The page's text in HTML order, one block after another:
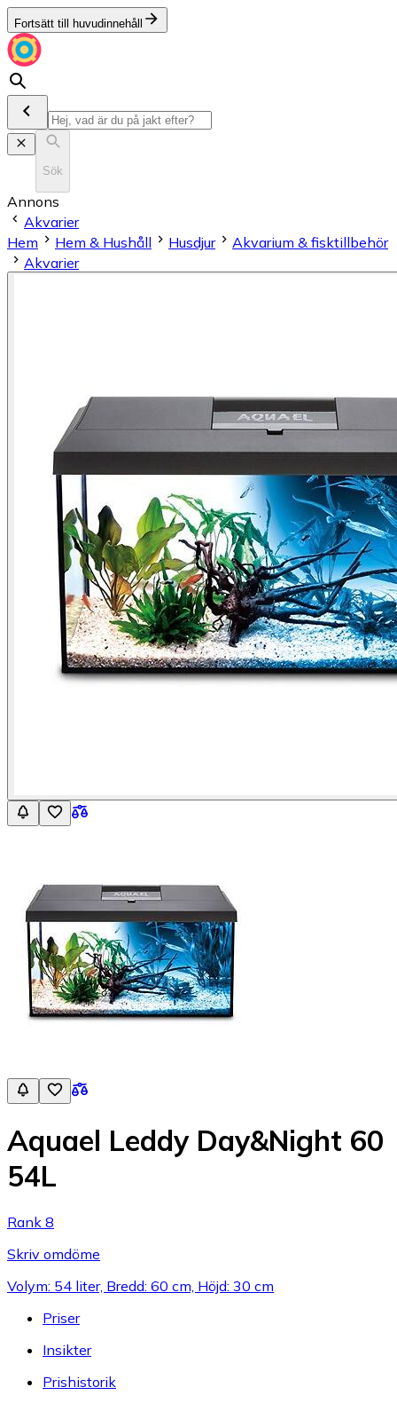
Fortsätt till huvudinnehåll
Sök
Annons
Akvarier
Hem
Hem & Hushåll Husdjur
Akvarium & fisktillbehör
Akvarier
Aquael Leddy Day&Night 60
54L
Rank 8
Skriv omdöme
Volym: 54 liter, Bredd: 60 cm, Höjd: 30 cm
Priser
Insikter
Prishistorik